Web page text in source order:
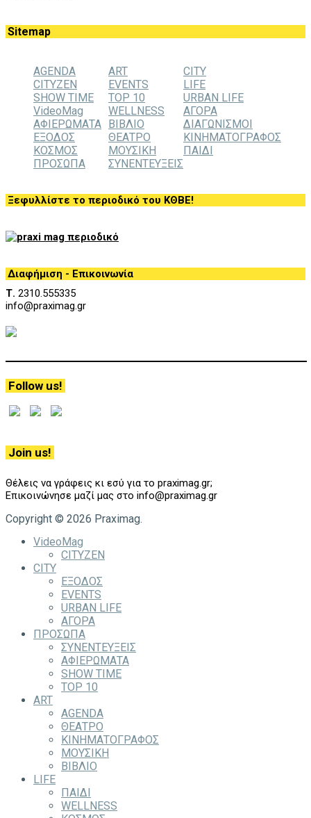
Sitemap
AGENDA ART
CITY
CITYZEN
EVENTS
LIFE
SHOW TIME
TOP 10
URBAN LIFE
VideoMag
WELLNESS
ΑΓΟΡΑ
ΑΦΙΕΡΩΜΑΤΑ ΒΙΒΛΙΟ
ΔΙΑΓΩΝΙΣΜΟΙ
ΕΞΟΔΟΣ
ΘΕΑΤΡΟ
ΚΙΝΗΜΑΤΟΓΡΑΦΟΣ
ΚΟΣΜΟΣ
ΜΟΥΣΙΚΗ
ΠΑΙΔΙ
ΠΡΟΣΩΠΑ
ΣΥΝΕΝΤΕΥΞΕΙΣ
Ξεφυλλίστε το περιοδικό του ΚΘΒΕ!
Διαφήμιση - Επικοινωνία
Τ. 2310.555335
info@praximag.gr
Follow us!
Join us!
Θέλεις να γράφεις κι εσύ για το praximag.gr;
Επικοινώνησε μαζί μας στο info@praximag.gr
Copyright © 2026 Praximag.
VideoMag
CITYZEN
CITY
ΕΞΟΔΟΣ
EVENTS
URBAN LIFE
ΑΓΟΡΑ
ΠΡΟΣΩΠΑ
ΣΥΝΕΝΤΕΥΞΕΙΣ
ΑΦΙΕΡΩΜΑΤΑ
SHOW TIME
TOP 10
ART
AGENDA
ΘΕΑΤΡΟ
ΚΙΝΗΜΑΤΟΓΡΑΦΟΣ
ΜΟΥΣΙΚΗ
ΒΙΒΛΙΟ
LIFE
ΠΑΙΔΙ
WELLNESS